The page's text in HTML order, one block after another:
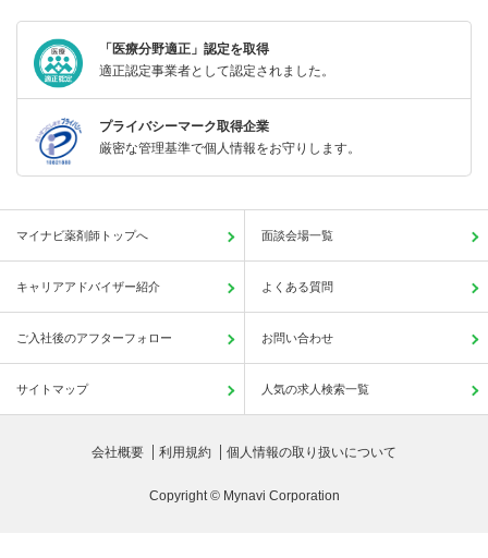
「医療分野適正」認定を取得
適正認定事業者として認定されました。
プライバシーマーク取得企業
厳密な管理基準で個人情報をお守りします。
マイナビ薬剤師トップへ 面談会場一覧
キャリアアドバイザー紹介 よくある質問
ご入社後のアフターフォロー お問い合わせ
サイトマップ 人気の求人検索一覧
会社概要 利用規約 個人情報の取り扱いについて
Copyright © Mynavi Corporation